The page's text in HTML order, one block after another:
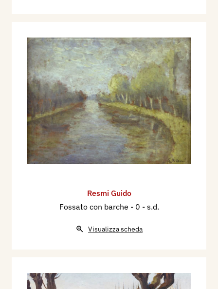
Resmi Guido
Fossato con barche - 0 - s.d.
Visualizza scheda